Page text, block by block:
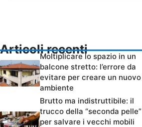
Articoli recenti
Moltiplicare lo spazio in un
balcone stretto: l’errore da
evitare per creare un nuovo
ambiente
Brutto ma indistruttibile: il
trucco della “seconda pelle”
per salvare i vecchi mobili